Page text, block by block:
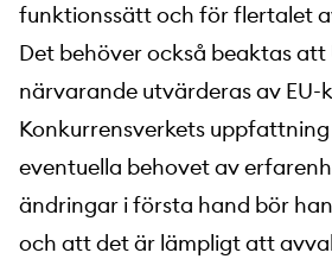
funktionssätt och för flertalet
Det behöver också beaktas
närvarande utvärderas av EU-
Konkurrensverkets
eventuella behovet av
ändringar i första hand bör
och att det är lämpligt att